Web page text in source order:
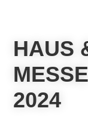
HAUS
2024